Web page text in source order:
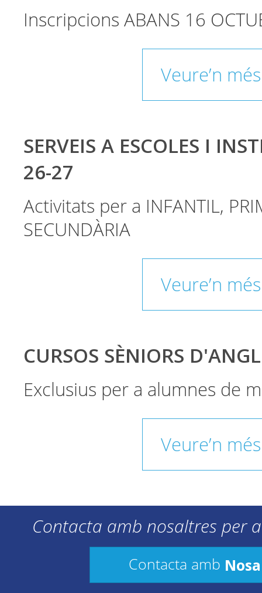
Inscripcions ABANS 16
Veure’n més
SERVEIS A ESCOLES I
26-27
Activitats per a INFANTIL,
SECUNDÀRIA
Veure’n més
CURSOS SÈNIORS
Exclusius per a alumnes de
Veure’n més
Contacta amb nosaltres per
Contacta amb